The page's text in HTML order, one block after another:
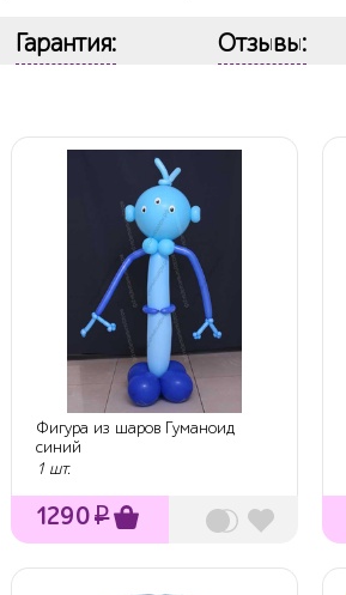
Гарантия: Отзывы:
Фигура из шаров Гуманоид
синий
1 шт.
1290₽